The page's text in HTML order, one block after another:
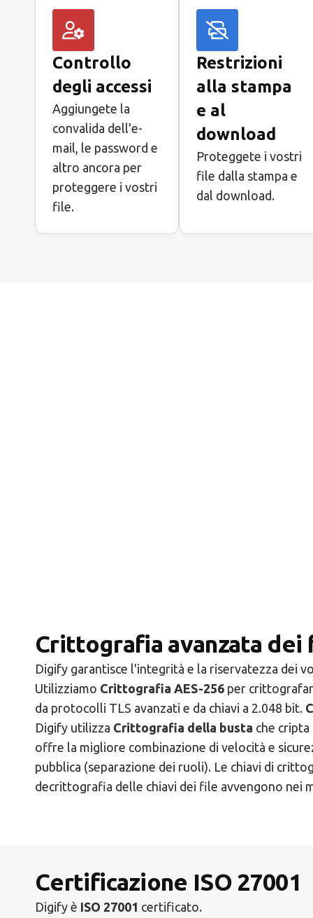
Controllo
degli accessi
Aggiungete la
convalida dell'e-
mail, le password e
altro ancora per
proteggere i vostri
file.
Restrizioni
alla stampa
e al
download
Proteggete i vostri
file dalla stampa e
dal download.
Crittografia avanzata dei
Digify garantisce l'integrità e la riservatezza dei
Utilizziamo Crittografia AES-256 per
da protocolli TLS avanzati e da chiavi a 2.048 bit.
Digify utilizza Crittografia della busta che
offre la migliore combinazione di velocità e
pubblica (separazione dei ruoli). Le chiavi di
decrittografia delle chiavi dei file avvengono nei
Certificazione ISO 27001
Digify è ISO 27001 certificato.